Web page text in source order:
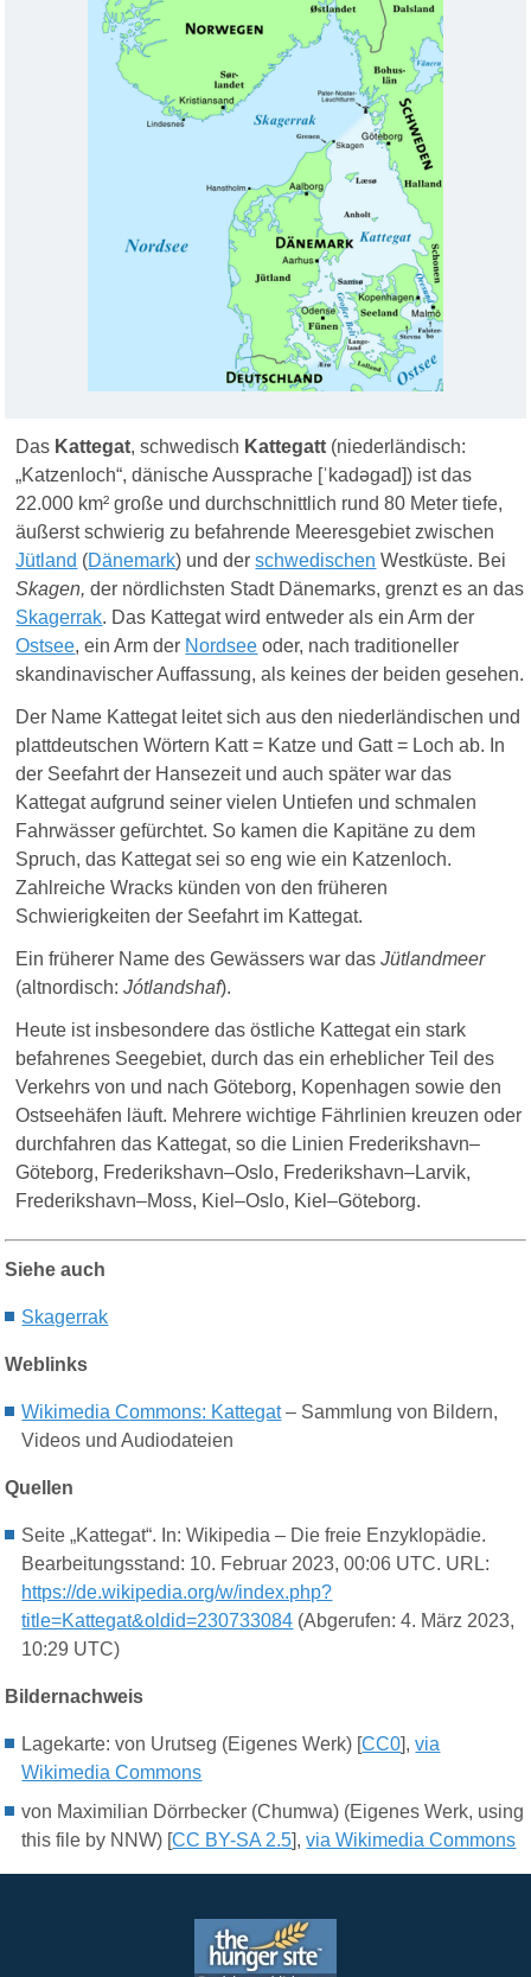
Das Kattegat, schwedisch Kattegatt (niederländisch:
„Katzenloch“, dänische Aussprache [ ˈ kadəgad ]) ist das
22.000 km² große und durchschnittlich rund 80 Meter tiefe,
äußerst schwierig zu befahrende Meeresgebiet zwischen
Jütland (Dänemark) und derschwedischen Westküste. Bei
Skagen, der nördlichsten Stadt Dänemarks, grenzt es an das
Skagerrak. Das Kattegat wird entweder als ein Arm der
Ostsee, ein Arm der Nordsee oder, nach traditioneller
skandinavischer Auffassung, als keines der beiden gesehen.
Der Name Kattegat leitet sich aus den niederländischen und
plattdeutschen Wörtern Katt = Katze und Gatt = Loch ab. In
der Seefahrt der Hansezeit und auch später war das
Kattegat aufgrund seiner vielen Untiefen und schmalen
Fahrwässer gefürchtet. So kamen die Kapitäne zu dem
Spruch, das Kattegat sei so eng wie ein Katzenloch.
Zahlreiche Wracks künden von den früheren
Schwierigkeiten der Seefahrt im Kattegat.
Ein früherer Name des Gewässers war dasJütlandmeer
(altnordisch:Jótlandshaf).
Heute ist insbesondere das östliche Kattegat ein stark
befahrenes Seegebiet, durch das ein erheblicher Teil des
Verkehrs von und nach Göteborg, Kopenhagen sowie den
Ostseehäfen läuft. Mehrere wichtige Fährlinien kreuzen oder
durchfahren das Kattegat, so die Linien Frederikshavn–
Göteborg, Frederikshavn–Oslo, Frederikshavn–Larvik,
Frederikshavn–Moss, Kiel–Oslo, Kiel–Göteborg.
Siehe auch
Skagerrak
Weblinks
Wikimedia Commons: Kattegat– Sammlung von Bildern,
Videos und Audiodateien
Quellen
Seite „Kattegat“. In: Wikipedia – Die freie Enzyklopädie.
Bearbeitungsstand: 10. Februar 2023, 00:06 UTC. URL:
https://de.wikipedia.org/w/index.php?
title=Kattegat&oldid=230733084 (Abgerufen: 4. März 2023,
10:29 UTC)
Bildernachweis
Lagekarte: von Urutseg (Eigenes Werk) [CC0 ],via
Wikimedia Commons
von Maximilian Dörrbecker (Chumwa) (Eigenes Werk, using
this file by NNW) [CC BY-SA 2.5 ],via Wikimedia Commons